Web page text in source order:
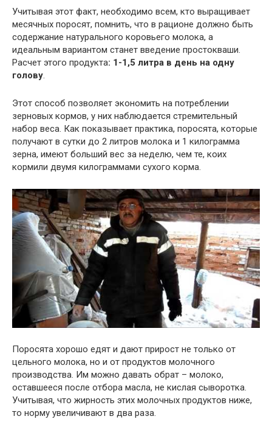
Учитывая этот факт, необходимо всем, кто выращивает
месячных поросят, помнить, что в рационе должно быть
содержание натурального коровьего молока, а
идеальным вариантом станет введение простокваши.
Расчет этого продукта: 1-1,5 литра в день на одну
голову
Этот способ позволяет экономить на потреблении
зерновых кормов, у них наблюдается стремительный
набор веса. Как показывает практика, поросята, которые
получают в сутки до 2 литров молока и 1 килограмма
зерна, имеют больший вес за неделю, чем те, коих
кормили двумя килограммами сухого корма.
Поросята хорошо едят и дают прирост не только от
цельного молока, но и от продуктов молочного
производства. Им можно давать обрат – молоко,
оставшееся после отбора масла, не кислая сыворотка.
Учитывая, что жирность этих молочных продуктов ниже,
то норму увеличивают в два раза.